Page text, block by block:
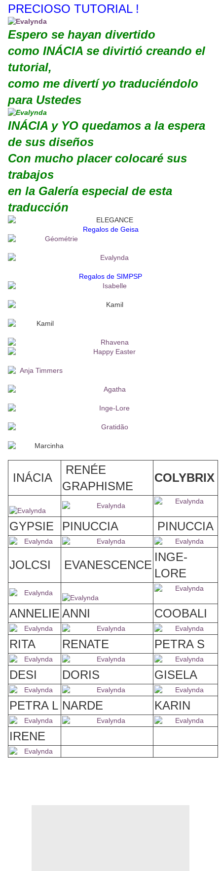
PRECIOSO TUTORIAL !
Espero se hayan divertido
como INÁCIA se divirtió creando el
tutorial,
como me divertí yo traduciéndolo
para Ustedes
INÁCIA y YO quedamos a la espera
de sus diseños
Con mucho placer colocaré sus
trabajos
en la Galería especial de esta
traducción
Regalos de Geisa
Regalos de SIMPSP
INÁCIA
RENÉE
GRAPHISME
COLYBRIX
GYPSIE PINUCCIA PINUCCIA
JOLCSI EVANESCENCE
INGE-
LORE
ANNELIE ANNI COOBALI
RITA RENATE PETRA S
DESI DORIS GISELA
PETRA L NARDE KARIN
IRENE